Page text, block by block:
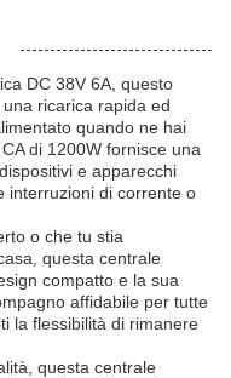
DC 38V 6A, questo
ricarica rapida ed
quando ne hai
di 1200W fornisce una
e apparecchi
interruzioni di corrente o
o che tu stia
questa centrale
compatto e la sua
affidabile per tutte
la flessibilità di rimanere
questa centrale